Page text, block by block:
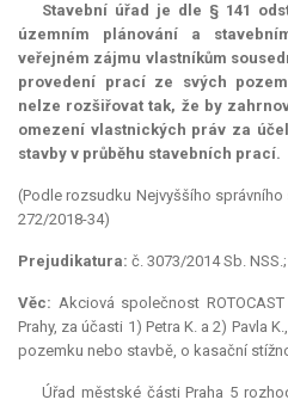
Stavební úřad je dle § 141
územním plánování a
veřejném zájmu vlastníkům
provedení prací ze svých
nelze rozšiřovat tak, že by
omezení vlastnických práv za
stavby v průběhu stavebních prací.
(Podle rozsudku Nejvyššího
272/2018-34)
Prejudikatura: č. 3073/2014 Sb.
Věc: Akciová společnost
Prahy, za účasti 1) Petra K. a 2) Pavla
pozemku nebo stavbě, o kasační
Úřad městské části Praha 5